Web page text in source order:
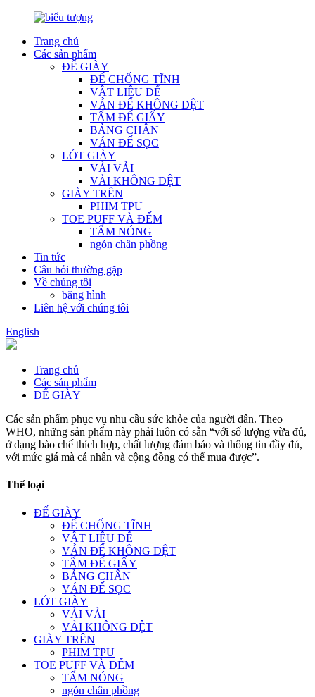
Trang chủ
Các sản phẩm
ĐẾ GIÀY
ĐẾ CHỐNG TĨNH
VẬT LIỆU ĐẾ
VÁN ĐẾ KHÔNG DỆT
TẤM ĐẾ GIẤY
BẢNG CHÂN
VÁN ĐẾ SỌC
LÓT GIÀY
VẢI VẢI
VẢI KHÔNG DỆT
GIÀY TRÊN
PHIM TPU
TOE PUFF VÀ ĐẾM
TẤM NÓNG
ngón chân phồng
Tin tức
Câu hỏi thường gặp
Về chúng tôi
băng hình
Liên hệ với chúng tôi
English
Trang chủ
Các sản phẩm
ĐẾ GIÀY
Các sản phẩm phục vụ nhu cầu sức khỏe của người dân. Theo
WHO, những sản phẩm này phải luôn có sẵn “với số lượng vừa đủ,
ở dạng bào chế thích hợp, chất lượng đảm bảo và thông tin đầy đủ,
với mức giá mà cá nhân và cộng đồng có thể mua được”.
Thể loại
ĐẾ GIÀY
ĐẾ CHỐNG TĨNH
VẬT LIỆU ĐẾ
VÁN ĐẾ KHÔNG DỆT
TẤM ĐẾ GIẤY
BẢNG CHÂN
VÁN ĐẾ SỌC
LÓT GIÀY
VẢI VẢI
VẢI KHÔNG DỆT
GIÀY TRÊN
PHIM TPU
TOE PUFF VÀ ĐẾM
TẤM NÓNG
ngón chân phồng